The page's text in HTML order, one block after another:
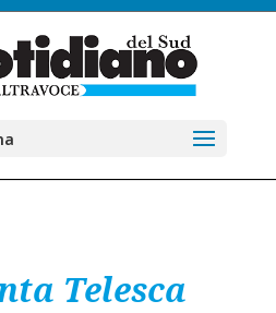
Telesca